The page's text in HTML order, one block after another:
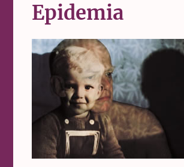
Epidemia